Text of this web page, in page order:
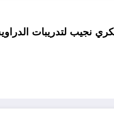
نجيب لتدريبات